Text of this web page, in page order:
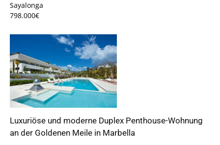
Sayalonga
798.000€
Luxuriöse und moderne Duplex Penthouse-Wohnung
an der Goldenen Meile in Marbella